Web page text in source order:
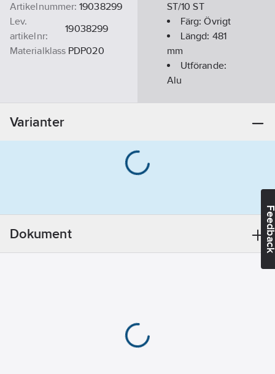
Artikelnummer: 19038299
Lev.
artikelnr:
19038299
Materialklass PDP020
ST/10 ST
Färg:Övrigt
Längd: 481
mm
Utförande:
Alu
Varianter
Dokument